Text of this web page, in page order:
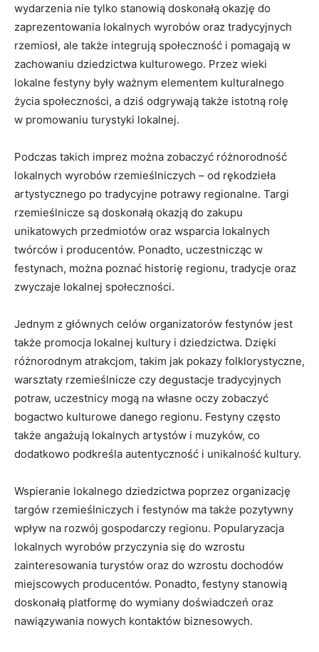
wydarzenia ⁣nie tylko stanowią doskonałą okazję do
zaprezentowania lokalnych wyrobów oraz tradycyjnych
rzemiosł, ⁢ale także integrują społeczność⁢ i pomagają​ w
zachowaniu dziedzictwa kulturowego. Przez ​wieki
lokalne festyny były ‍ważnym elementem kulturalnego
życia społeczności, a dziś⁤ odgrywają także⁤ istotną rolę
w promowaniu ⁢turystyki lokalnej.
Podczas ⁤takich imprez można zobaczyć różnorodność
lokalnych wyrobów rzemieślniczych –‍ od rękodzieła
artystycznego po tradycyjne potrawy regionalne. Targi
rzemieślnicze są ​doskonałą okazją do⁤ zakupu
unikatowych‍ przedmiotów oraz wsparcia lokalnych
twórców i producentów. Ponadto, uczestnicząc ‍w
festynach, można poznać historię‌ regionu, tradycje oraz
zwyczaje lokalnej społeczności.
Jednym z głównych celów organizatorów festynów jest
także promocja lokalnej kultury i ⁤dziedzictwa. Dzięki
różnorodnym ⁤atrakcjom, takim jak pokazy folklorystyczne,
warsztaty rzemieślnicze czy degustacje tradycyjnych
potraw, ​uczestnicy mogą na własne oczy zobaczyć⁢
bogactwo kulturowe danego regionu. Festyny często
także angażują lokalnych artystów i muzyków, co
⁢dodatkowo podkreśla autentyczność i unikalność kultury.
Wspieranie lokalnego dziedzictwa poprzez organizację
⁣targów rzemieślniczych i festynów ma także‍ pozytywny
wpływ⁣ na rozwój gospodarczy⁤ regionu. ​Popularyzacja
‍lokalnych ⁣wyrobów przyczynia się do wzrostu
zainteresowania ⁤turystów oraz do wzrostu ⁣dochodów⁢
miejscowych producentów. Ponadto, festyny‍ stanowią
doskonałą platformę​ do wymiany ‌doświadczeń oraz
nawiązywania‌ nowych kontaktów biznesowych.